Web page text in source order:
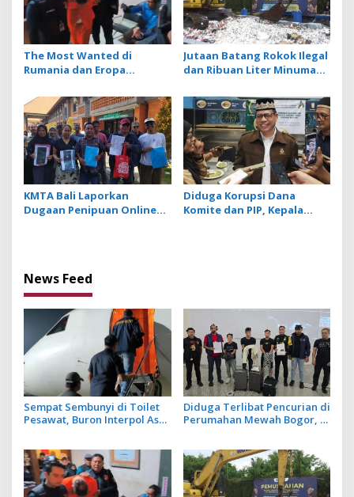
The Most Wanted di
Rumania dan Eropa
Dibekuk Polri dan
Dipulangkan ke Negaranya
Jutaan Batang Rokok Ilegal
dan Ribuan Liter Minuman
dengan Ekskavator
KMTA Bali Laporkan
Dugaan Penipuan Online
Diduga Korupsi Dana
Komite dan PIP, Kepala
News Feed
Sempat Sembunyi di Toilet
Pesawat, Buron Interpol Asal
Diduga Terlibat Pencurian di
Perumahan Mewah Bogor, 3